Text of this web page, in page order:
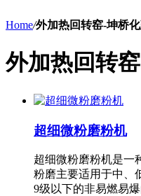
Home/外加热回转窑-坤桥
外加热回转
超细微粉磨粉机
超细微粉磨粉机是一
粉磨主要适用于中、
9级以下的非易燃易